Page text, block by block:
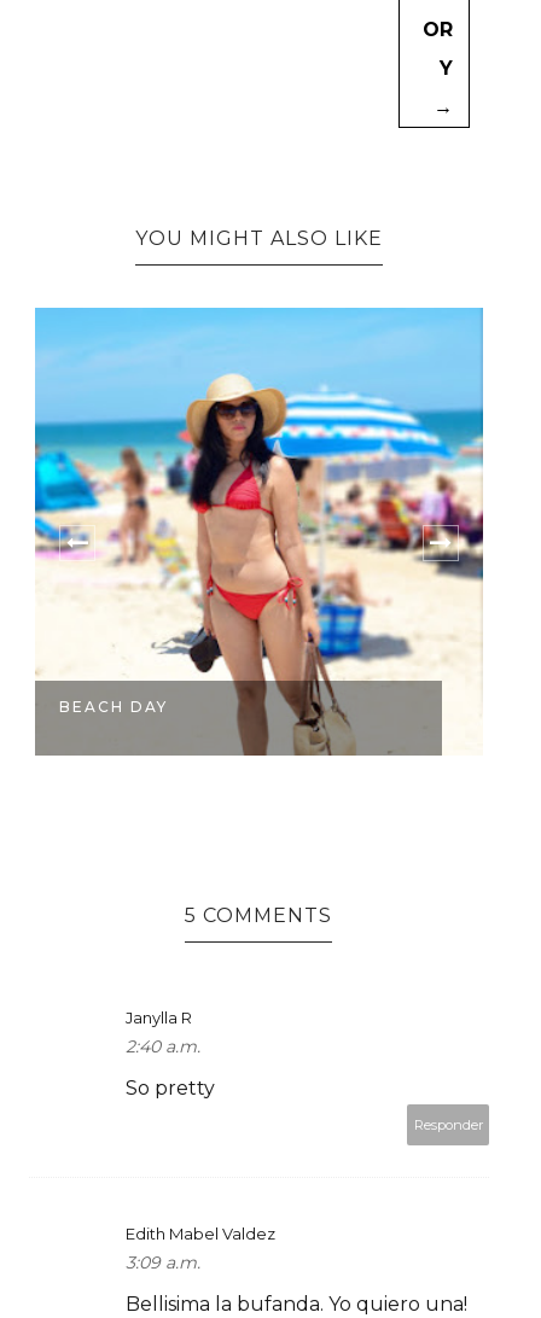
OR
Y
→
YOU MIGHT ALSO LIKE
BEACH DAY
5 COMMENTS
Janylla R
2:40 a.m.
So pretty
Responder
Edith Mabel Valdez
3:09 a.m.
Bellisima la bufanda. Yo quiero una!